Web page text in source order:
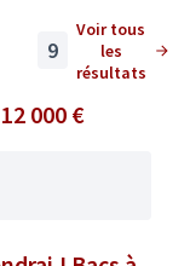
9
Voir tous
les
résultats
000 €